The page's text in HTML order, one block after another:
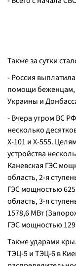
Также за сутки
- Россия
помощи
Украины и
- Вчера утром ВС
несколько
Х-101 и Х-555.
устройства
Каневская ГЭС
область, 2-я
ГЭС мощностью
область, 3-я
1578,6 МВт
ГЭС мощностью
Также ударами
ТЭЦ-5 и ТЭЦ-6 в